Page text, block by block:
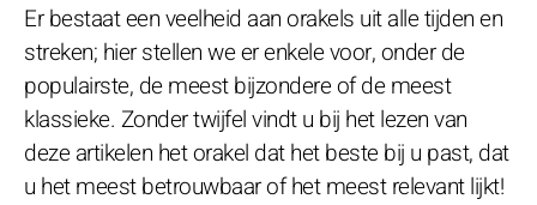
Er bestaat een veelheid aan orakels uit alle tijden en
streken; hier stellen we er enkele voor, onder de
populairste, de meest bijzondere of de meest
klassieke. Zonder twijfel vindt u bij het lezen van
deze artikelen het orakel dat het beste bij u past, dat
u het meest betrouwbaar of het meest relevant lijkt!